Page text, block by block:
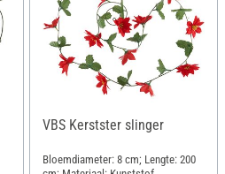
VBS Kerstster slinger
Bloemdiameter: 8 cm; Lengte: 200